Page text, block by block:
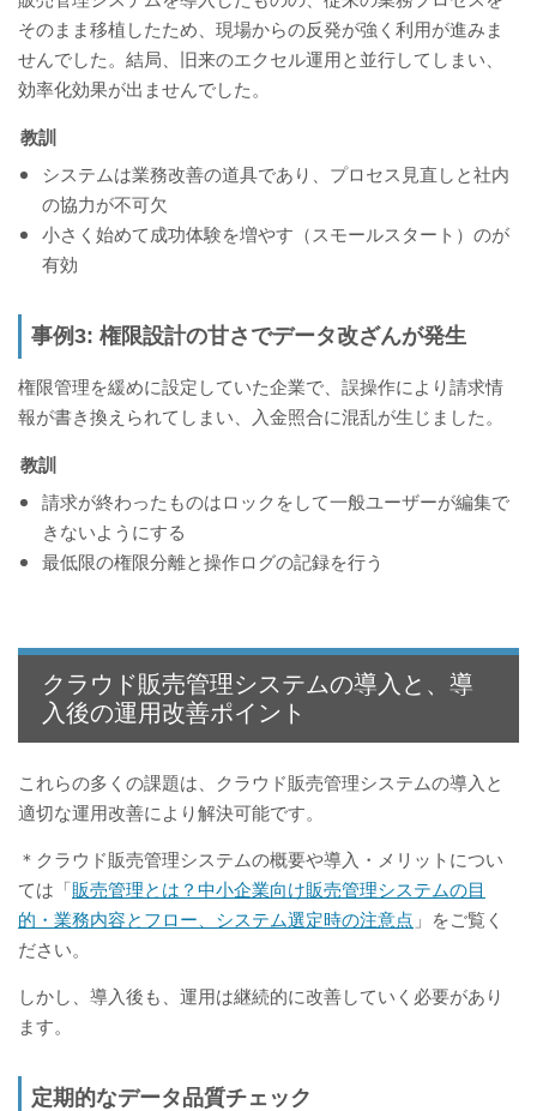
そのまま移植したため、現場からの反発が強く利用が進みま
せんでした。結局、旧来のエクセル運用と並行してしまい、
効率化効果が出ませんでした。
教訓
システムは業務改善の道具であり、プロセス見直しと社内
の協力が不可欠
小さく始めて成功体験を増やす（スモールスタート）のが
有効
事例3: 権限設計の甘さでデータ改ざんが発生
権限管理を緩めに設定していた企業で、誤操作により請求情
報が書き換えられてしまい、入金照合に混乱が生じました。
教訓
請求が終わったものはロックをして一般ユーザーが編集で
きないようにする
最低限の権限分離と操作ログの記録を行う
クラウド販売管理システムの導入と、導
入後の運用改善ポイント
これらの多くの課題は、クラウド販売管理システムの導入と
適切な運用改善により解決可能です。
＊クラウド販売管理システムの概要や導入・メリットについ
ては「販売管理とは？中小企業向け販売管理システムの目
的・業務内容とフロー、システム選定時の注意点 」をご覧く
ださい。
しかし、導入後も、運用は継続的に改善していく必要があり
ます。
定期的なデータ品質チェック